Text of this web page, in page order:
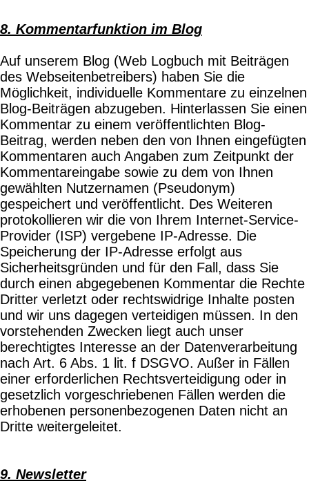
8. Kommentarfunktion im Blog
Auf unserem Blog (Web Logbuch mit Beiträgen
des Webseitenbetreibers) haben Sie die
Möglichkeit, individuelle Kommentare zu einzelnen
Blog-Beiträgen abzugeben. Hinterlassen Sie einen
Kommentar zu einem veröffentlichten Blog-
Beitrag, werden neben den von Ihnen eingefügten
Kommentaren auch Angaben zum Zeitpunkt der
Kommentareingabe sowie zu dem von Ihnen
gewählten Nutzernamen (Pseudonym)
gespeichert und veröffentlicht. Des Weiteren
protokollieren wir die von Ihrem Internet-Service-
Provider (ISP) vergebene IP-Adresse. Die
Speicherung der IP-Adresse erfolgt aus
Sicherheitsgründen und für den Fall, dass Sie
durch einen abgegebenen Kommentar die Rechte
Dritter verletzt oder rechtswidrige Inhalte posten
und wir uns dagegen verteidigen müssen. In den
vorstehenden Zwecken liegt auch unser
berechtigtes Interesse an der Datenverarbeitung
nach Art. 6 Abs. 1 lit. f DSGVO. Außer in Fällen
einer erforderlichen Rechtsverteidigung oder in
gesetzlich vorgeschriebenen Fällen werden die
erhobenen personenbezogenen Daten nicht an
Dritte weitergeleitet.
9. Newsletter